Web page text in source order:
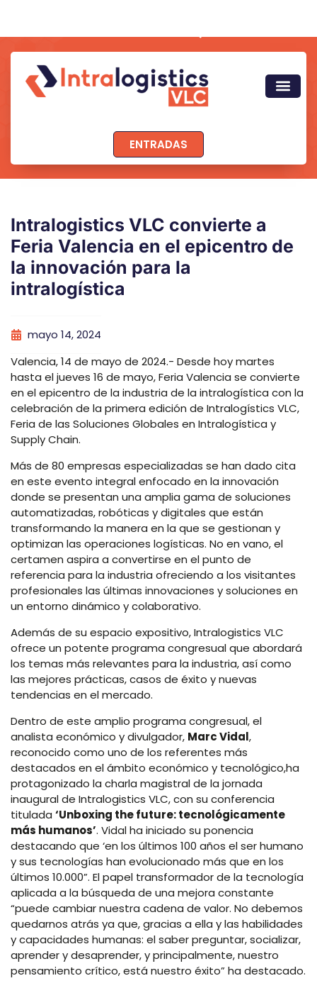
ENTRADAS
Intralogistics VLC convierte a
Feria Valencia en el epicentro de
la innovación para la
intralogística
mayo 14, 2024
Valencia, 14 de mayo de 2024.- Desde hoy martes
hasta el jueves 16 de mayo, Feria Valencia se convierte
en el epicentro de la industria de la intralogística con la
celebración de la primera edición de Intralogístics VLC,
Feria de las Soluciones Globales en Intralogística y
Supply Chain.
Más de 80 empresas especializadas se han dado cita
en este evento integral enfocado en la innovación
donde se presentan una amplia gama de soluciones
automatizadas, robóticas y digitales que están
transformando la manera en la que se gestionan y
optimizan las operaciones logísticas. No en vano, el
certamen aspira a convertirse en el punto de
referencia para la industria ofreciendo a los visitantes
profesionales las últimas innovaciones y soluciones en
un entorno dinámico y colaborativo.
Además de su espacio expositivo, Intralogistics VLC
ofrece un potente programa congresual que abordará
los temas más relevantes para la industria, así como
las mejores prácticas, casos de éxito y nuevas
tendencias en el mercado.
Dentro de este amplio programa congresual, el
analista económico y divulgador, Marc Vidal,
reconocido como uno de los referentes más
destacados en el ámbito económico y tecnológico,ha
protagonizado la charla magistral de la jornada
inaugural de Intralogistics VLC, con su conferencia
titulada ‘Unboxing the future: tecnológicamente
más humanos’. Vidal ha iniciado su ponencia
destacando que ‘en los últimos 100 años el ser humano
y sus tecnologías han evolucionado más que en los
últimos 10.000”. El papel transformador de la tecnología
aplicada a la búsqueda de una mejora constante
“puede cambiar nuestra cadena de valor. No debemos
quedarnos atrás ya que, gracias a ella y las habilidades
y capacidades humanas: el saber preguntar, socializar,
aprender y desaprender, y principalmente, nuestro
pensamiento crítico, está nuestro éxito” ha destacado.